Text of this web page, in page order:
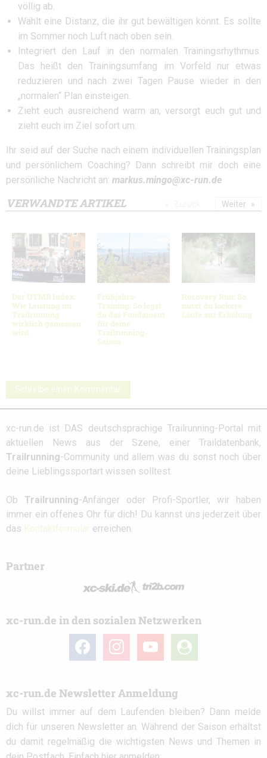
völlig ab.
Wählt eine Distanz, die ihr gut bewältigen könnt. Es sollte
im Sommer noch Luft nach oben sein.
Integriert den Lauf in den normalen Trainingsrhythmus.
Das heißt den Trainingsumfang im Vorfeld nur etwas
reduzieren und nach zwei Tagen Pause wieder in den
„normalen“ Plan einsteigen.
Zieht euch ausreichend warm an, versorgt euch gut und
zieht euch im Ziel sofort um.
Ihr seid auf der Suche nach einem individuellen Trainingsplan
und persönlichem Coaching? Dann schreibt mir doch eine
persönliche Nachricht an: markus.mingo@xc-run.de
VERWANDTE ARTIKEL
Der UTMB Index:
Wie Leistung im
Trailrunning
wirklich gemessen
wird
Frühjahrs-
Training: So legst
du das Fundament
für deine
Trailrunning-
Saison
Recovery Run: So
nutzt du lockere
Läufe zur Erholung
Weiter
Schreibe einen Kommentar
xc-run.de ist DAS deutschsprachige Trailrunning-Portal mit
aktuellen News aus der Szene, einer Traildatenbank,
Trailrunning-Community und allem was du sonst noch über
deine Lieblingssportart wissen solltest.
Ob Trailrunning-Anfänger oder Profi-Sportler, wir haben
immer ein offenes Ohr für dich! Du kannst uns jederzeit über
das Kontaktformular erreichen.
Partner
xc-run.de in den sozialen Netzwerken
facebook instagramyoutube
user-
circle
xc-run.de Newsletter Anmeldung
Du willst immer auf dem Laufenden bleiben? Dann melde
dich für unseren Newsletter an. Während der Saison erhältst
du damit regelmäßig die wichtigsten News und Themen in